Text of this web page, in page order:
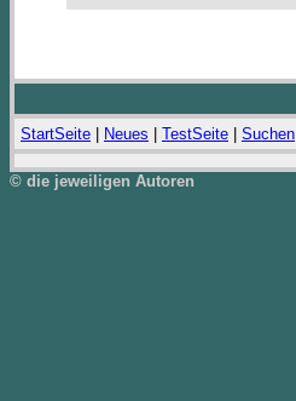
StartSeite Neues TestSeite Suchen
© die jeweiligen Autoren